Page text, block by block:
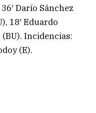
Darío Sánchez
18′ Eduardo
(BU). Incidencias:
(E).